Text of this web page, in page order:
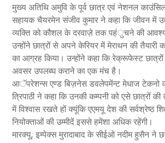
मुख्य अतिथि अमुवि के पूर्व छात्र एवं नेशनल
सहायक चैयरमेन संजीव कुमार ने कहा कि जीवन में
व्यक्ति को कौशल के दरवाज़े तक पहंुचने की
उन्होंने छात्रों से अपने केरियर में मेराथन की तैयारी
का आग्रह किया। उन्होंने कहा कि रेक्रूफेस्ट
अवसर उपलब्घ कराने का एक मंच है।
आॅपरेशन्स एण्ड बिज़नेस डवलेपमेंन्ट मेधाज टेकनो
त्रिपाठी ने कहा कि उनकी कम्पनी को एसे छात्रों
में विश्वास रखते हों क्यूंकि एएमयू देश की सर्वश्रेष्ठ
नियोक्ताओं की उम्मीदें इससे हमेंशा अधिक रहेंगी।
मारक्यू, इम्पेक्स मुरादाबाद के सीईओ नदीम हुसैन ने